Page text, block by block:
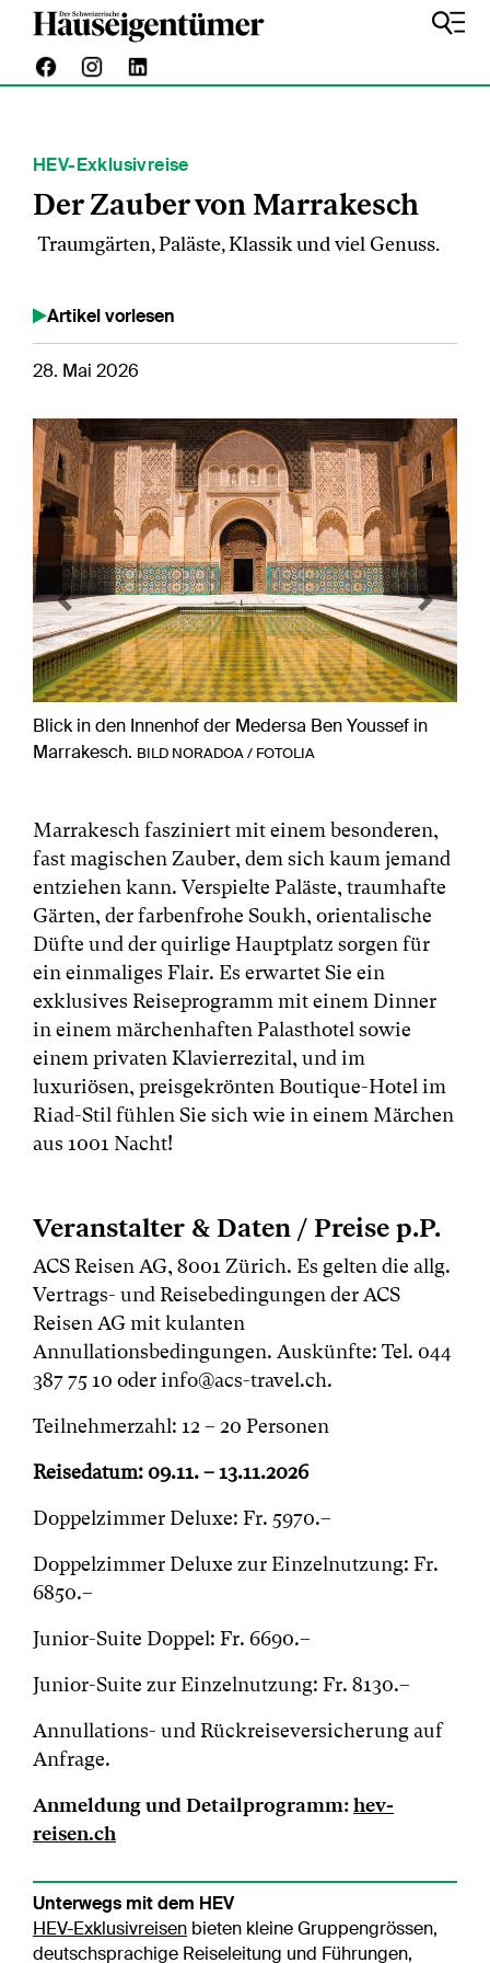
HEV-Exklusivreise
Der Zauber von Marrakesch
Traumgärten, Paläste, Klassik und viel Genuss.
Artikel vorlesen
28. Mai 2026
Blick in den Innenhof der Medersa Ben Youssef in
Marrakesch. BILD NORADOA / FOTOLIA
Previous Next
Marrakesch fasziniert mit einem besonderen,
fast magischen Zauber, dem sich kaum jemand
entziehen kann. Verspielte Paläste, traumhafte
Gärten, der farbenfrohe Soukh, orientalische
Düfte und der quirlige Hauptplatz sorgen für
ein einmaliges Flair. Es erwartet Sie ein
exklusives Reiseprogramm mit einem Dinner
in einem märchenhaften Palasthotel sowie
einem privaten Klavierrezital, und im
luxuriösen, preisgekrönten Boutique-Hotel im
Riad-Stil fühlen Sie sich wie in einem Märchen
aus 1001 Nacht!
Veranstalter & Daten / Preise p.P.
ACS Reisen AG, 8001 Zürich. Es gelten die allg.
Vertrags- und Reisebedingungen der ACS
Reisen AG mit kulanten
Annullationsbedingungen. Auskünfte: Tel. 044
387 75 10 oder info@acs-travel.ch.
Teilnehmerzahl: 12 – 20 Personen
Reisedatum: 09.11. – 13.11.2026
Doppelzimmer Deluxe: Fr. 5970.–
Doppelzimmer Deluxe zur Einzelnutzung: Fr.
6850.–
Junior-Suite Doppel: Fr. 6690.–
Junior-Suite zur Einzelnutzung: Fr. 8130.–
Annullations- und Rückreiseversicherung auf
Anfrage.
Anmeldung und Detailprogramm:hev-
reisen.ch
Unterwegs mit dem HEV
HEV-Exklusivreisen bieten kleine Gruppengrössen,
deutschsprachige Reiseleitung und Führungen,